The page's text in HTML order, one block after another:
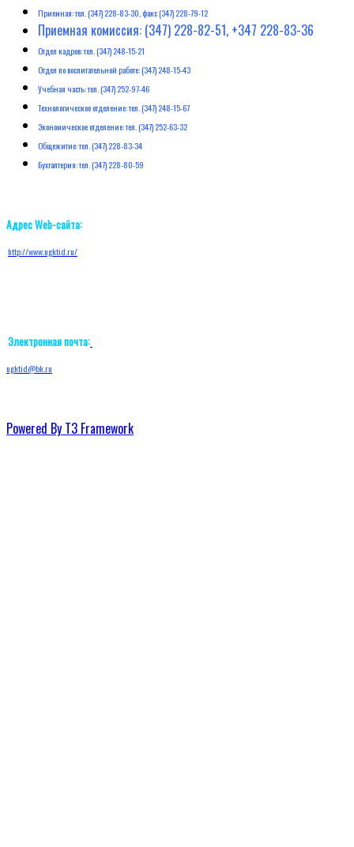
Приемная: тел. (347) 228-83-30, факс (347) 228-79-12
Приемная комиссия: (347) 228-82-51, +347 228-83-36
Отдел кадров: тел. (347) 248-15-21
Отдел по воспитательной работе: (347) 248-15-43
Учебная часть: тел. (347) 252-97-46
Технологическое отделение: тел. (347) 248-15-67
Экономическое отделение: тел. (347) 252-63-32
Общежитие: тел. (347) 228-83-34
Бухгалтерия: тел. (347) 228-80-59
Адрес Web-сайта:
http://www.ugktid.ru/
Электронная почта:
ugktid@bk.ru
Powered By T3 Framework